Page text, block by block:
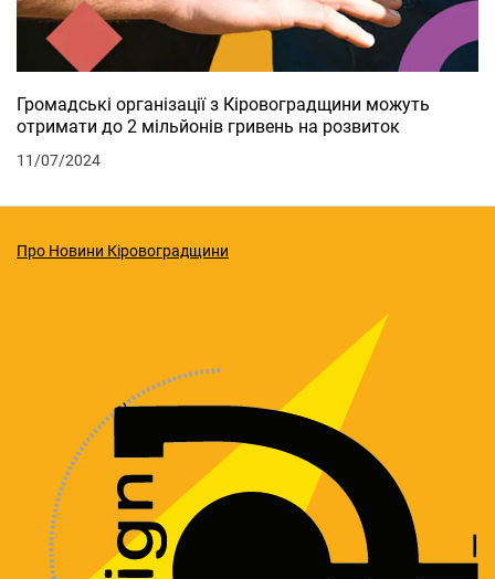
Громадські організації з Кіровоградщини можуть
отримати до 2 мільйонів гривень на розвиток
11/07/2024
Про Новини Кіровоградщини